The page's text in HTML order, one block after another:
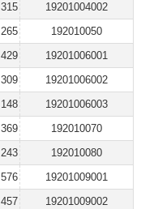
315
19201004002
265
192010050
429
19201006001
309
19201006002
148
19201006003
369
192010070
243
192010080
576
19201009001
457
19201009002